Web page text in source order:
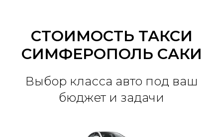
СТОИМОСТЬ ТАКСИ
СИМФЕРОПОЛЬ САКИ
Выбор класса авто под ваш
бюджет и задачи